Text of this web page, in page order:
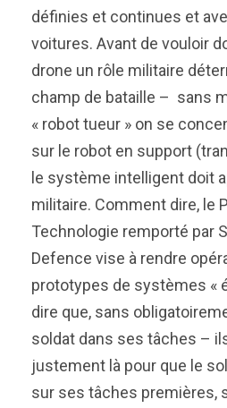
définies et continues et
voitures. Avant de vouloir
drone un rôle militaire
champ de bataille – sans
« robot tueur » on se
sur le robot en support
le système intelligent doit
militaire. Comment dire, le
Technologie remporté par
Defence vise à rendre
prototypes de systèmes «
dire que, sans
soldat dans ses tâches –
justement là pour que le
sur ses tâches premières,